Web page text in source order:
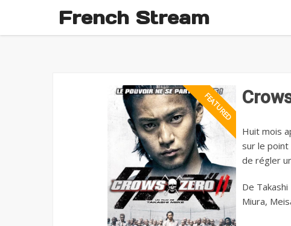
French Stream
Huit mois
sur le point
de régler
De Takashi
Miura,